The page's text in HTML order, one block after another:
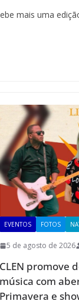
mais uma
EVENTOS FOTOS
5 de agosto de 2026
CLEN promove
música com
Primavera e